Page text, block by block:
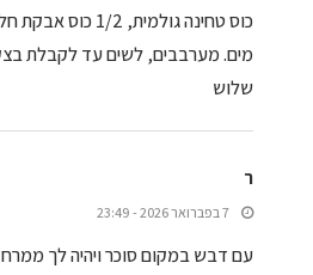
כוס טחינה
מים. מערבבים, לשים עד לקבלת
שלוש
ר
7 בפברואר 2026 - 23:49
עם דבש במקום סוכר ויהיה לך